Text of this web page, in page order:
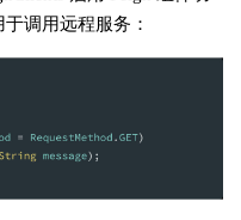
调用远程服务：